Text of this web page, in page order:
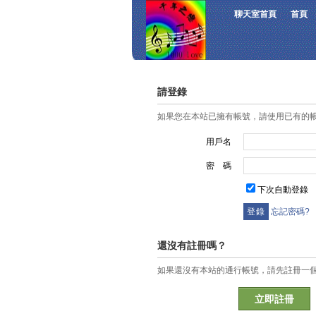
聊天室首頁 首頁
請登錄
如果您在本站已擁有帳號，請使用已有的
用戶名
密 碼
下次自動登錄
忘記密碼?
還沒有註冊嗎？
如果還沒有本站的通行帳號，請先註冊一
立即註冊